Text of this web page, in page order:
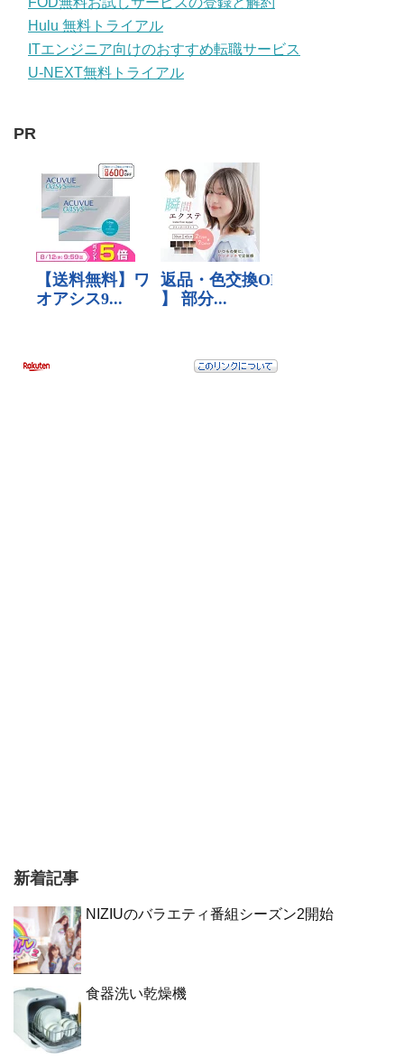
Hulu 無料トライアル
ITエンジニア向けのおすすめ転職サービス
U-NEXT無料トライアル
PR
新着記事
NIZIUのバラエティ番組シーズン2開始
食器洗い乾燥機